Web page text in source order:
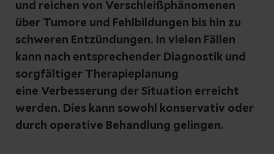
und reichen von Verschleißphänomenen
über Tumore und Fehlbildungen bis hin zu
schweren Entzündungen. In vielen Fällen
kann nach entsprechender Diagnostik und
sorgfältiger Therapieplanung
eine Verbesserung der Situation erreicht
werden. Dies kann sowohl konservativ oder
durch operative Behandlung gelingen.